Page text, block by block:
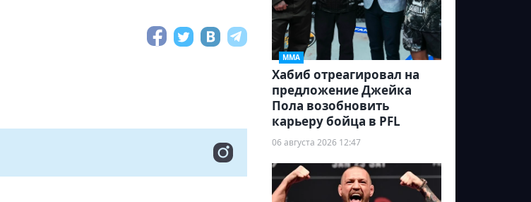
ММА
Хабиб отреагировал на
предложение Джейка
Пола возобновить
карьеру бойца в PFL
06 августа 2026 12:47